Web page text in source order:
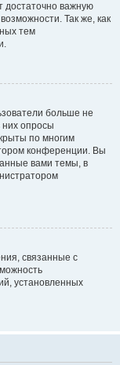
достаточно важную
Так же, как
тем
больше не
них опросы
по многим
конференции. Вы
вами темы, в
связанные с
установленных